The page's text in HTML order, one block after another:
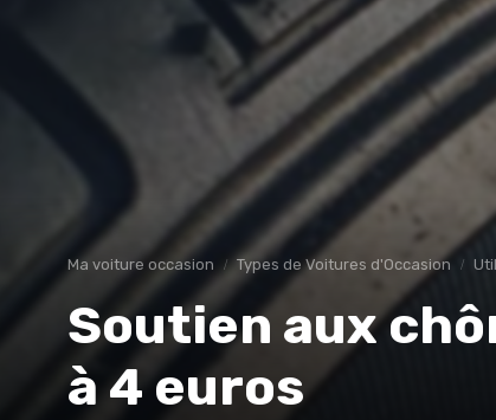
Ma voiture occasion Types de Voitures d'Occasion
Soutien aux
à 4 euros